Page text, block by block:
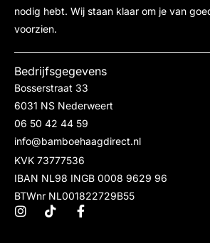
nodig hebt. Wij staan klaar om je van
voorzien.
Bedrijfsgegevens
Bosserstraat 33
6031 NS Nederweert
06 50 42 44 59
info@bamboehaagdirect.nl
KVK 73777536
IBAN NL98 INGB 0008 9629 96
BTWnr NL001822729B55